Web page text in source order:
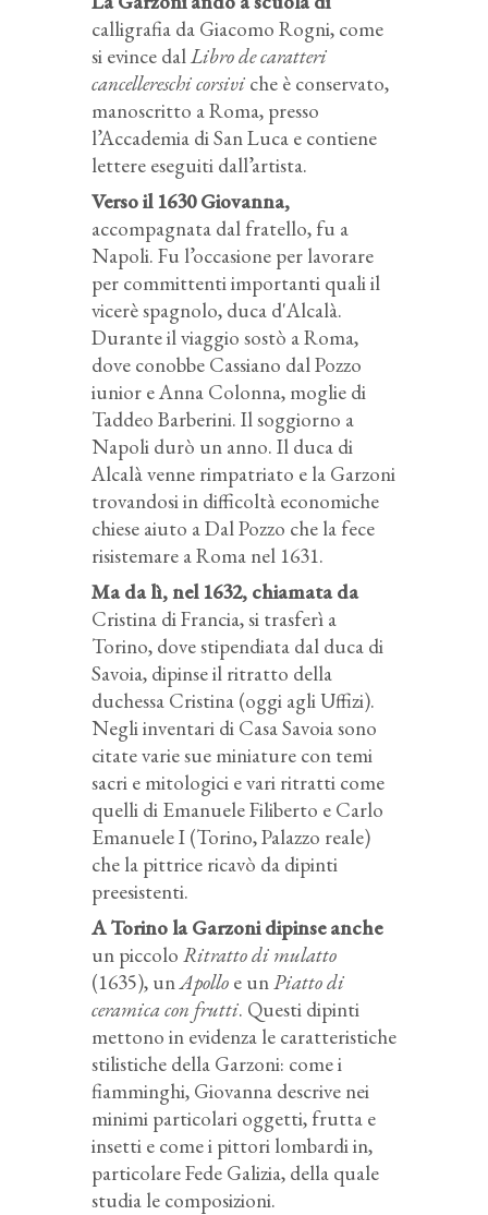
calligrafia da Giacomo Rogni, come
si evince dalLibro de caratteri
cancellereschi corsivi che è conservato,
manoscritto a Roma, presso
l’Accademia di San Luca e contiene
lettere eseguiti dall’artista.
Verso il 1630 Giovanna,
accompagnata dal fratello, fu a
Napoli. Fu l’occasione per lavorare
per committenti importanti quali il
vicerè spagnolo, duca d'Alcalà.
Durante il viaggio sostò a Roma,
dove conobbe Cassiano dal Pozzo
iunior e Anna Colonna, moglie di
Taddeo Barberini. Il soggiorno a
Napoli durò un anno. Il duca di
Alcalà venne rimpatriato e la Garzoni
trovandosi in difficoltà economiche
chiese aiuto a Dal Pozzo che la fece
risistemare a Roma nel 1631.
Ma da lì, nel 1632, chiamata da
Cristina di Francia, si trasferì a
Torino, dove stipendiata dal duca di
Savoia, dipinse il ritratto della
duchessa Cristina (oggi agli Uffizi).
Negli inventari di Casa Savoia sono
citate varie sue miniature con temi
sacri e mitologici e vari ritratti come
quelli di Emanuele Filiberto e Carlo
Emanuele I (Torino, Palazzo reale)
che la pittrice ricavò da dipinti
preesistenti.
A Torino la Garzoni dipinse anche
un piccolo Ritratto di mulatto
(1635), unApollo e unPiatto di
ceramica con frutti. Questi dipinti
mettono in evidenza le caratteristiche
stilistiche della Garzoni: come i
fiamminghi, Giovanna descrive nei
minimi particolari oggetti, frutta e
insetti e come i pittori lombardi in,
particolare Fede Galizia, della quale
studia le composizioni.